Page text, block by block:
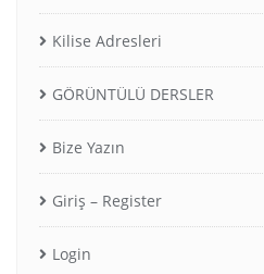
Kilise Adresleri
GÖRÜNTÜLÜ DERSLER
Bize Yazın
Giriş – Register
Login